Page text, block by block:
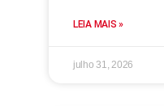
LEIA MAIS »
julho 31, 2026